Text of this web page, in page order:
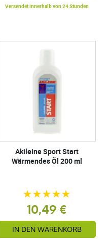
Versendet innerhalb von 24 Stunden
Akileine Sport Start
Wärmendes Öl 200 ml
10,49 €
IN DEN WARENKORB